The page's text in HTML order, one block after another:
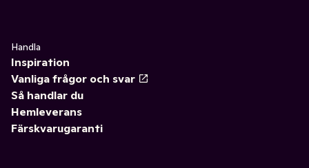
Handla
Inspiration
Vanliga frågor och svar
Så handlar du
Hemleverans
Färskvarugaranti